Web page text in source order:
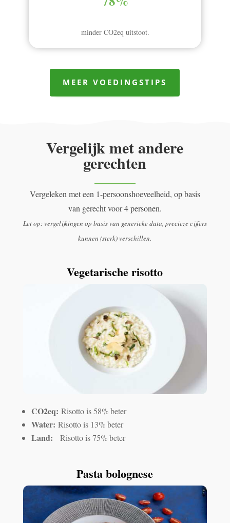
minder CO2eq uitstoot.
MEER VOEDINGSTIPS
Vergelijk met andere
gerechten
Vergeleken met een 1-persoonshoeveelheid, op basis
van gerecht voor 4 personen.
Let op: vergelijkingen op basis van generieke data, precieze cijfers
kunnen (sterk) verschillen.
Vegetarische risotto
CO2eq: Risotto is 58% beter
Water: Risotto is 13% beter
Land: Risotto is 75% beter
Pasta bolognese